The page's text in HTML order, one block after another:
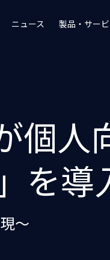
ニュース 製品・サー
個人
を導
～